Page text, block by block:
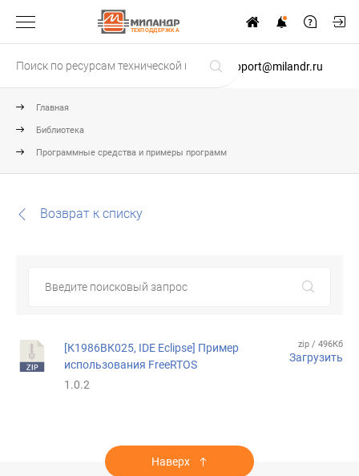
ТЕХПОДДЕРЖКА
support@milandr.ru
Главная
Библиотека
Программные средства и примеры программ
Возврат к списку
[К1986ВК025, IDE Eclipse] Пример
использования FreeRTOS
1.0.2
zip / 496Кб
Загрузить
Наверх